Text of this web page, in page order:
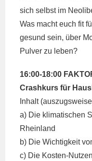
sich selbst im
Was macht euch fit
gesund sein, über
Pulver zu leben?
16:00-18:00
Crashkurs für
Inhalt
a) Die klimatischen
Rheinland
b) Die Wichtigkeit
c) Die Kosten-